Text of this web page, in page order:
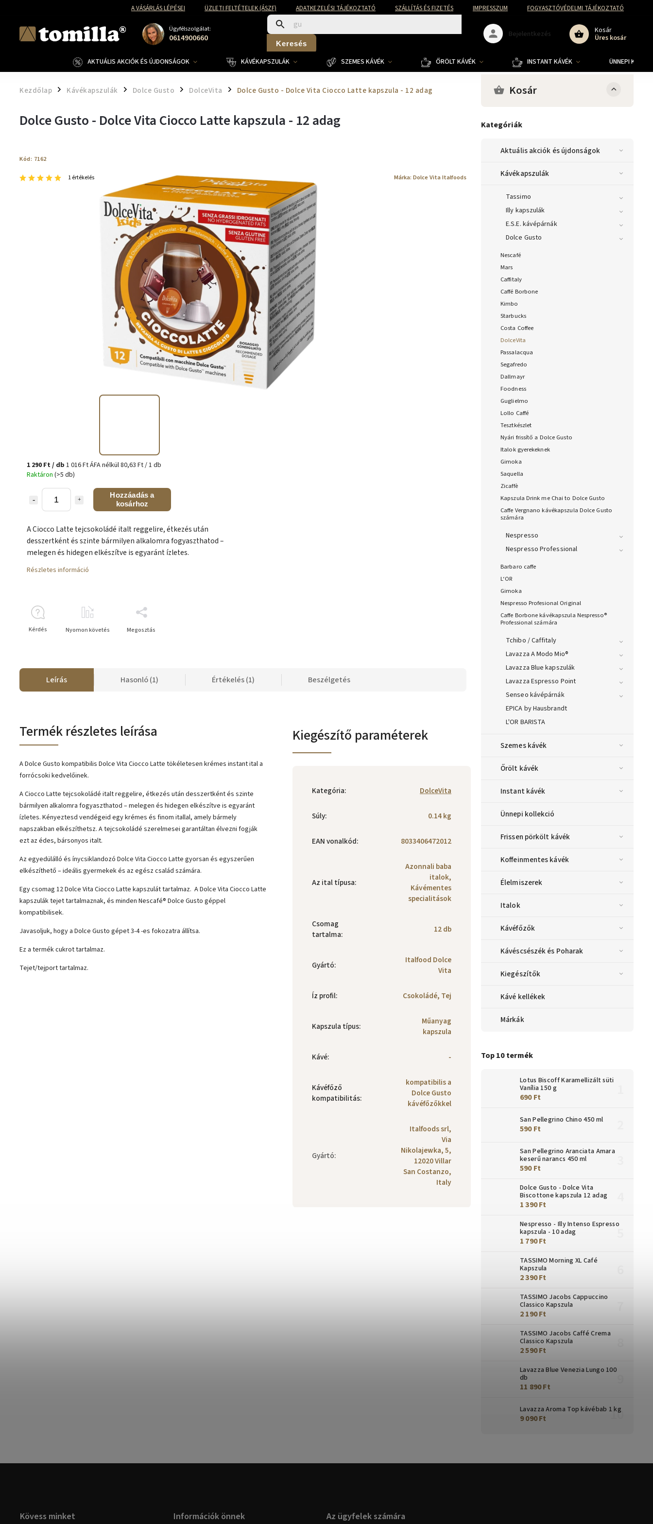
A VÁSÁRLÁS LÉPÉSEI ÜZLETI FELTÉTELEK (ÁSZF) ADATKEZELÉSI TÁJÉKOZTATÓ SZÁLLÍTÁS ÉS FIZETÉS IMPRESSZUM FOGYASZTÓVÉDELMI TÁJÉKOZTATÓ
Ügyfélszolgálat:
0614900660 Keresés
Kosár
Üres kosár
Bejelentkezés
AKTUÁLIS AKCIÓK ÉS ÚJDONSÁGOK KÁVÉKAPSZULÁK SZEMES KÁVÉK ŐRÖLT KÁVÉK INSTANT KÁVÉK ÜNNEPI
Kezdőlap / Kávékapszulák / Dolce Gusto / DolceVita / Dolce Gusto - Dolce Vita Ciocco Latte kapszula - 12 adag Kosár
Kategóriák
Aktuális akciók és újdonságok
Kávékapszulák
Tassimo
Illy kapszulák
E.S.E. kávépárnák
Dolce Gusto
Nescafé
Mars
Caffitaly
Caffé Borbone
Kimbo
Starbucks
Costa Coffee
DolceVita
Passalacqua
Segafredo
Dallmayr
Foodness
Guglielmo
Lollo Caffé
Tesztkészlet
Nyári frissítő a Dolce Gusto
Italok gyerekeknek
Gimoka
Saquella
Zicaffè
Kapszula Drink me Chai to Dolce Gusto
Caffe Vergnano kávékapszula Dolce Gusto
számára
Nespresso
Nespresso Professional
Barbaro caffe
L‘OR
Gimoka
Nespresso Profesional Original
Caffe Borbone kávékapszula Nespresso®
Professional számára
Tchibo / Caffitaly
Lavazza A Modo Mio®
Lavazza Blue kapszulák
Lavazza Espresso Point
Senseo kávépárnák
EPICA by Hausbrandt
L'OR BARISTA
Szemes kávék
Őrölt kávék
Instant kávék
Ünnepi kollekció
Frissen pörkölt kávék
Koffeinmentes kávék
Élelmiszerek
Italok
Kávéfőzők
Kávéscsészék és Poharak
Kiegészítők
Kávé kellékek
Márkák
Top 10 termék
Lotus Biscoff Karamellizált süti
Vanília 150 g
690 Ft
San Pellegrino Chino 450 ml
590 Ft
San Pellegrino Aranciata Amara
keserű narancs 450 ml
590 Ft
Dolce Gusto - Dolce Vita
Biscottone kapszula 12 adag
1 390 Ft
Nespresso - Illy Intenso Espresso
kapszula - 10 adag
1 790 Ft
TASSIMO Morning XL Café
Kapszula
2 390 Ft
TASSIMO Jacobs Cappuccino
Classico Kapszula
2 190 Ft
TASSIMO Jacobs Caffé Crema
Classico Kapszula
2 590 Ft
Lavazza Blue Venezia Lungo 100
db
11 890 Ft
Lavazza Aroma Top kávébab 1 kg
9 090 Ft
Dolce Gusto - Dolce Vita Ciocco Latte kapszula - 12 adag
Kód: 7162
1 értékelés Márka: Dolce Vita Italfoods
1 290 Ft/ db 1 016 Ft ÁFA nélkül80,63 Ft / 1 db
Raktáron (>5 db)
Hozzáadás a
kosárhoz
A Ciocco Latte tejcsokoládé italt reggelire, étkezés után
desszertként és szinte bármilyen alkalomra fogyaszthatod –
melegen és hidegen elkészítve is egyaránt ízletes.
Részletes információ
Kérdés Nyomon követés Megosztás
Leírás Hasonló (1) Értékelés (1) Beszélgetés
Termék részletes leírása
A Dolce Gusto kompatibilis Dolce Vita Ciocco Latte tökéletesen krémes instant ital a
forrócsoki kedvelőinek.
A Ciocco Latte tejcsokoládé italt reggelire, étkezés után desszertként és szinte
bármilyen alkalomra fogyaszthatod – melegen és hidegen elkészítve is egyaránt
ízletes. Kényeztesd vendégeid egy krémes és finom itallal, amely bármely
napszakban elkészíthetsz. A tejcsokoládé szerelmesei garantáltan élvezni fogják
ezt az édes, bársonyos italt.
Az egyedülálló és ínycsiklandozó Dolce Vita Ciocco Latte gyorsan és egyszerűen
elkészíthető – ideális gyermekek és az egész család számára.
Egy csomag 12 Dolce Vita Ciocco Latte kapszulát tartalmaz. A Dolce Vita Ciocco Latte
kapszulák tejet tartalmaznak, és minden Nescafé® Dolce Gusto géppel
kompatibilisek.
Javasoljuk, hogy a Dolce Gusto gépet 3-4 -es fokozatra állítsa.
Ez a termék cukrot tartalmaz.
Tejet/tejport tartalmaz.
Kiegészítő paraméterek
Kategória: DolceVita
Súly: 0.14 kg
EAN vonalkód: 8033406472012
Az ital típusa:
Azonnali baba
italok,
Kávémentes
specialitások
Csomag
tartalma: 12 db
Gyártó:
Italfood Dolce
Vita
Íz profil: Csokoládé, Tej
Kapszula típus:
Műanyag
kapszula
Kávé: -
Kávéfőző
kompatibilitás:
kompatibilis a
Dolce Gusto
kávéfőzőkkel
Gyártó:
Italfoods srl,
Via
Nikolajewka, 5,
12020 Villar
San Costanzo,
Italy
Kövess minket Információk önnek Az ügyfelek számára